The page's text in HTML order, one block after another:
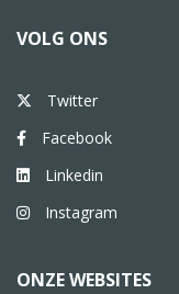
VOLG ONS
Twitter
Facebook
Linkedin
Instagram
ONZE WEBSITES